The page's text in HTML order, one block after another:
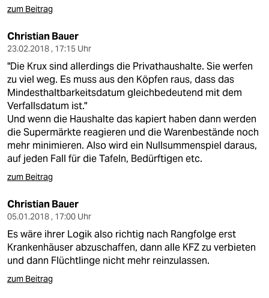
zum Beitrag
Christian Bauer
23.02.2018 , 17:15 Uhr
"Die Krux sind allerdings die Privathaushalte. Sie werfen
zu viel weg. Es muss aus den Köpfen raus, dass das
Mindesthaltbarkeitsdatum gleichbedeutend mit dem
Verfallsdatum ist."
Und wenn die Haushalte das kapiert haben dann werden
die Supermärkte reagieren und die Warenbestände noch
mehr minimieren. Also wird ein Nullsummenspiel daraus,
auf jeden Fall für die Tafeln, Bedürftigen etc.
zum Beitrag
Christian Bauer
05.01.2018 , 17:00 Uhr
Es wäre ihrer Logik also richtig nach Rangfolge erst
Krankenhäuser abzuschaffen, dann alle KFZ zu verbieten
und dann Flüchtlinge nicht mehr reinzulassen.
zum Beitrag